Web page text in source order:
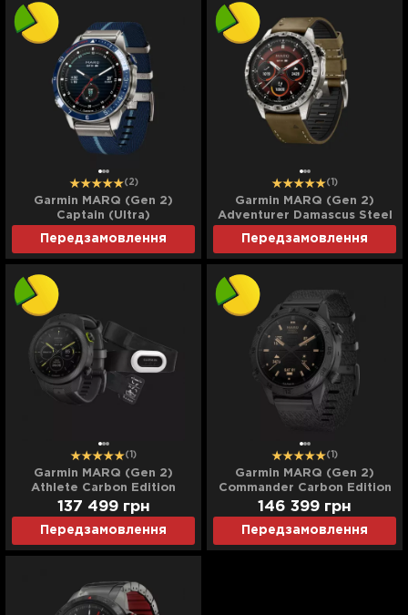
(2)
Garmin MARQ (Gen 2)
Captain (Ultra)
Передзамовлення
(1)
Garmin MARQ (Gen 2)
Adventurer Damascus Steel
Передзамовлення
(1)
Garmin MARQ (Gen 2)
Athlete Carbon Edition
(Ultra)
Передзамовлення
137 499 грн
(1)
Garmin MARQ (Gen 2)
Commander Carbon Edition
(Ultra)
Передзамовлення
146 399 грн